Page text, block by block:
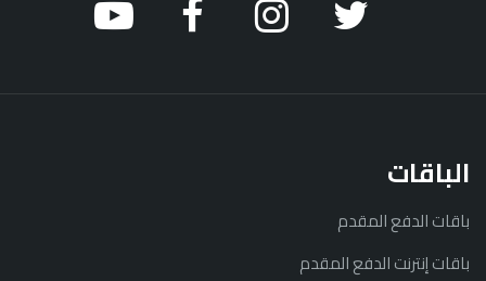
الباقات
باقات الدفع المقدم
باقات إنترنت الدفع المقدم